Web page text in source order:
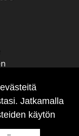
Jatkamalla
käytön